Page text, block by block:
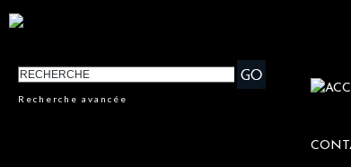
Recherche avancée